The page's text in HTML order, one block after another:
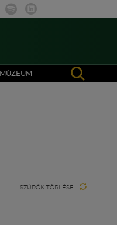
MÚZEUM
SZŰRŐK TÖRLÉSE